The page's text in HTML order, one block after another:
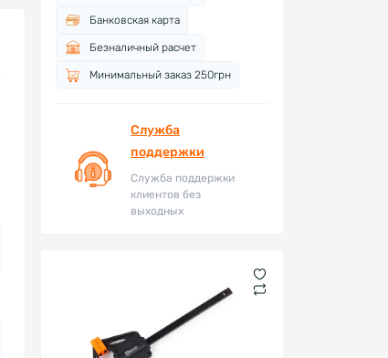
Банковская карта
Безналичный расчет
Минимальный заказ 250грн
Служба
поддержки
Служба поддержки
клиентов без
выходных